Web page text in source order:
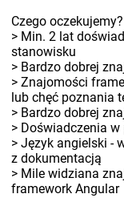
Czego oczekujemy?
> Min. 2 lat
stanowisku
> Bardzo dobrej
> Znajomości
lub chęć poznania
> Bardzo dobrej
> Doświadczenia
> Język angielski -
z dokumentacją
> Mile widziana
framework Angular